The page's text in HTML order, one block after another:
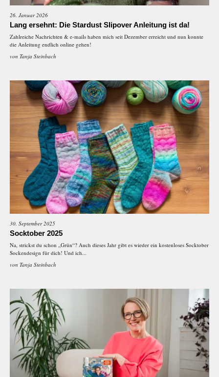
26. Januar 2026
Lang ersehnt: Die Stardust Slipover Anleitung ist da!
Zahlreiche Nachrichten & e-mails haben mich seit Dezember erreicht und nun konnte
die Anleitung endlich online gehen!
von Tanja Steinbach
30. September 2025
Socktober 2025
Na, strickst du schon „Grün“? Auch dieses Jahr gibt es wieder ein kostenloses Socktober
Sockendesign für dich! Und ich...
von Tanja Steinbach